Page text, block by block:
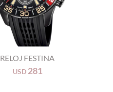
RELOJ FESTINA
USD 281